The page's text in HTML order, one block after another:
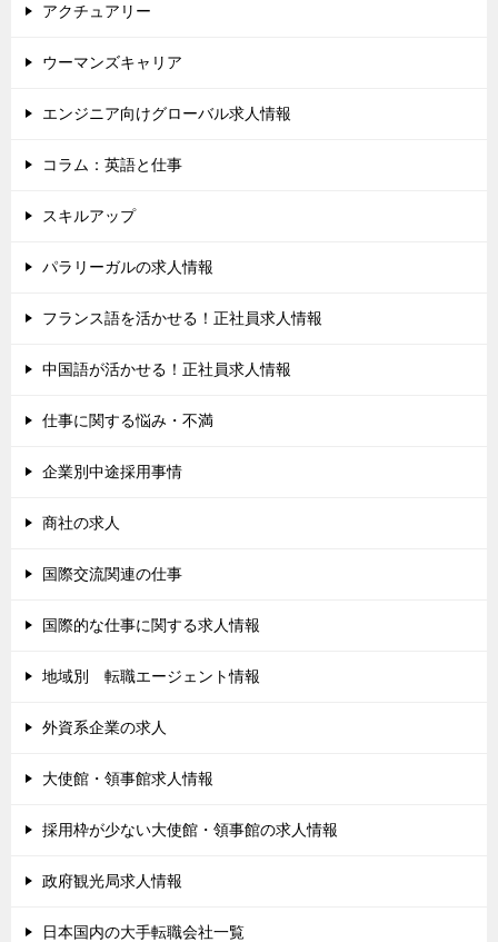
アクチュアリー
ウーマンズキャリア
エンジニア向けグローバル求人情報
コラム：英語と仕事
スキルアップ
パラリーガルの求人情報
フランス語を活かせる！正社員求人情報
中国語が活かせる！正社員求人情報
仕事に関する悩み・不満
企業別中途採用事情
商社の求人
国際交流関連の仕事
国際的な仕事に関する求人情報
地域別 転職エージェント情報
外資系企業の求人
大使館・領事館求人情報
採用枠が少ない大使館・領事館の求人情報
政府観光局求人情報
日本国内の大手転職会社一覧